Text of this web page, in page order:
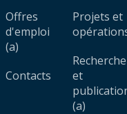
Offres
d'emploi
(a)
Contacts
Projets et
Recherche
et
(a)